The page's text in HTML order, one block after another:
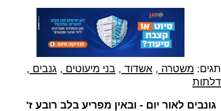
תגים: משטרה , אשדוד , בני מיעוטים , גנבים ,
דלתות
גונבים לאור יום - ובאין מפריע בלב רובע ז'